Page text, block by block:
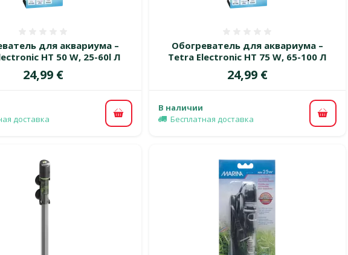
для аквариума –
HT 50 W, 25-60l Л
Цена
24,99 €
доставка
В корзину
Обогреватель для аквариума –
Tetra Electronic HT 75 W, 65-100 Л
Цена
24,99 €
В наличии
Бесплатная доставка
В